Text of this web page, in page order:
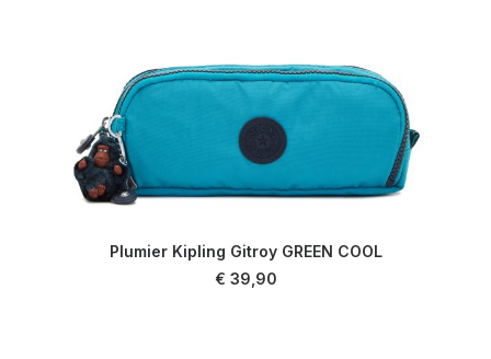
Plumier Kipling Gitroy GREEN COOL
€ 39,90